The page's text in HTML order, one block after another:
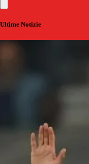
Ultime Notizie